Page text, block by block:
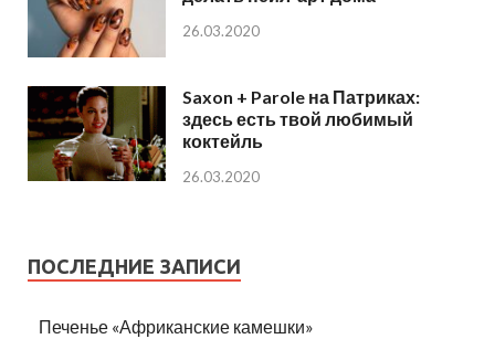
26.03.2020
Saxon + Parole на Патриках:
здесь есть твой любимый
коктейль
26.03.2020
ПОСЛЕДНИЕ ЗАПИСИ
Печенье «Африканские камешки»